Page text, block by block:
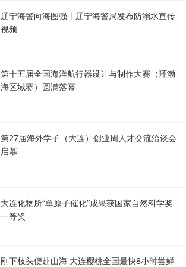
辽宁海警向海图强丨辽宁海警局发布防溺水宣传
视频
第十五届全国海洋航行器设计与制作大赛（环渤
海区域赛）圆满落幕
第27届海外学子（大连）创业周人才交流洽谈会
启幕
大连化物所“单原子催化”成果获国家自然科学奖
一等奖
刚下枝头便赴山海 大连樱桃全国最快8小时尝鲜